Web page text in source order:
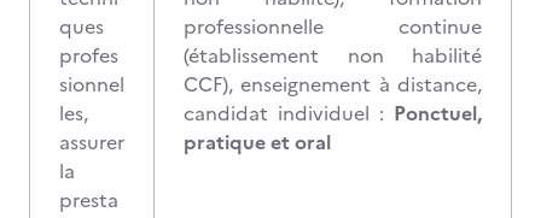
ques
profes
sionnel
les,
assurer
la
presta
professionnelle continue
(établissement non habilité
CCF), enseignement à distance,
candidat individuel : Ponctuel,
pratique et oral